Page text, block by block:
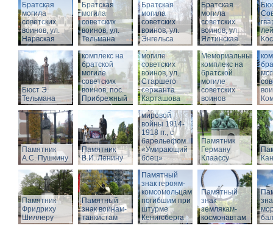
Братская
могила
советских
воинов, ул.
Нарвская
Братская
могила
советских
воинов, ул.
Тельмана
Братская
могила
советских
воинов, ул.
Энгельса
Братская
могила
советских
воинов, ул.
Ялтинская
Бюст Э.
Тельмана
Мемориальный
комплекс на
братской
могиле
советских
воинов, пос.
Прибрежный
Мемориальный
комплекс на
братской
могиле
советских
воинов, ул.
Старшего
сержанта
Карташова
Мемориальный
комплекс на
братской
могиле
советских
воинов
Памятник
А.С. Пушкину
Памятник
В.И. Ленину
Памятник
воинам,
погибшим в
годы Первой
мировой
войны 1914-
1918 гг., с
барельефом
«Умирающий
боец»
Памятник
Герману
Клаассу
Памятник
Фридриху
Шиллеру
Памятный
знак воинам-
танкистам
Памятный
знак героям-
комсомольцам,
погибшим при
штурме
Кенигсберга
Памятный
знак
землякам-
космонавтам